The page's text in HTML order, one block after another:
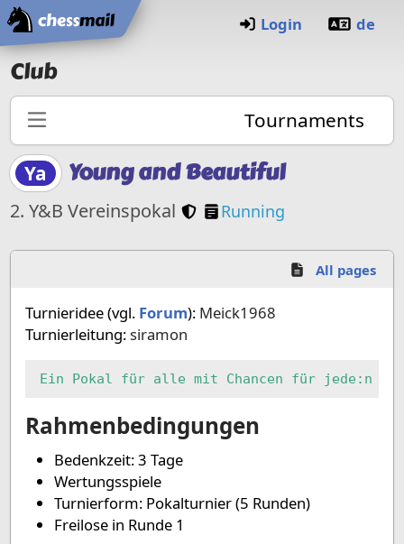
Home
Login de
Club
Tournaments
Ya Young and Beautiful
2. Y&B Vereinspokal Club members only
Manual tournament
Running
All pages
Turnieridee (vgl. Forum): Meick1968
Turnierleitung:siramon
Rahmenbedingungen
Bedenkzeit: 3 Tage
Wertungsspiele
Turnierform: Pokalturnier (5 Runden)
Freilose in Runde 1